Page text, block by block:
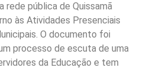
rede pública de Quissamã
às Atividades Presenciais
O documento foi
processo de escuta de uma
da Educação e tem